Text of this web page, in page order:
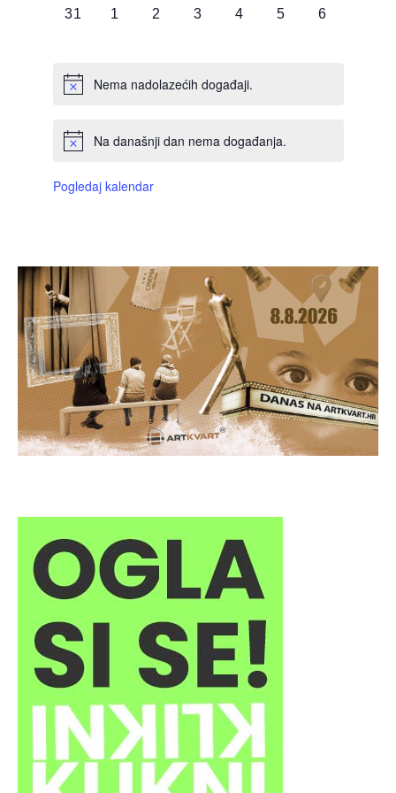
0
31
0
1
0
2
0
3
0
4
0
5
0
6
Nema nadolazećih događaji.
Na današnji dan nema događanja.
Pogledaj kalendar